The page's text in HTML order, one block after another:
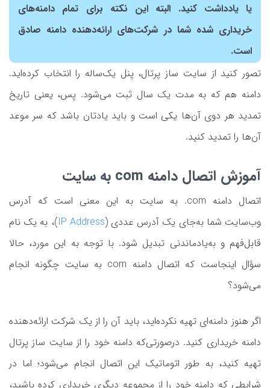
یا یادداشت کنید. البته این نکته برای تمام دامنه‌های
خریداری شده شما در شرکت‌های ارائه‌دهنده دامنه صادق
است.
تصور کنید از سایت ساز پرتال، پنل یک‌ساله را انتخاب کرده‌اید.
دامنه هم که به مدت یک سال ثبت می‌شود. پس، یعنی تاریخ
تمدید هر دوی آن‌ها یکی است و باید یادتان باشد که سر موعد
آن‌ها را تمدید کنید.
آموزش اتصال دامنه com به سایت
اتصال دامنه com. به سایت به این معنی است که آدرس
وب‌سایت شما به‌جای یک آدرس عددی (IP Address)، به یک نام
قابل‌فهم و به‌یادماندنی تبدیل شود. با توجه به این مورد، حالا
سؤال اینجاست که اتصال دامنه com به سایت چگونه انجام
می‌شود؟
اگر هنوز دامنه‌ای تهیه نکرده‌اید، باید آن را از یک شرکت ارائه‌دهنده
دامنه خریداری کنید. درصورتی‌که دامنه خود را از سایت ساز پرتال
تهیه کنید، به طور اتوماتیک این اتصال انجام می‌شود؛ اما در
شرایطی که دامنه خود را از مجموعه دیگری خریداری کرده‌ باشید،